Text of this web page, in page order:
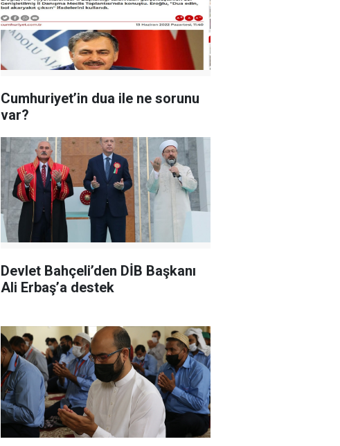
Cumhuriyet’in dua ile ne sorunu
var?
Devlet Bahçeli’den DİB Başkanı
Ali Erbaş’a destek